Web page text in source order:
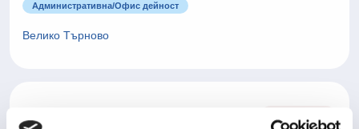
Административна/Oфис дейност
Велико Търново
Оператор производство -
06/07/2026